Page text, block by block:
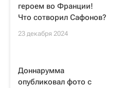
героем во Франции!
Что сотворил Сафонов?
23 декабря 2024
Доннарумма
опубликовал фото с